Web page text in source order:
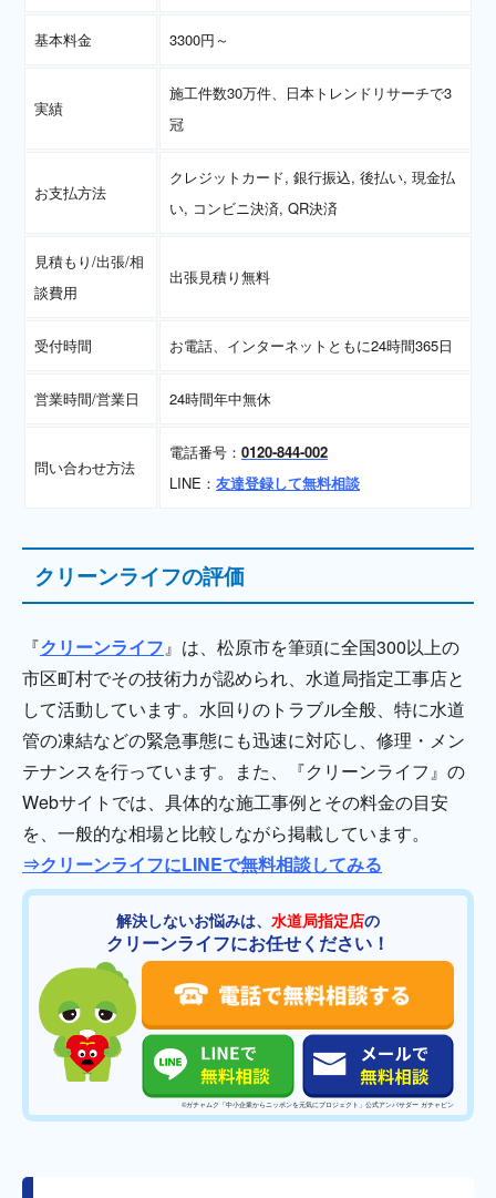
基本料金 3300円～
実績
施工件数30万件、日本トレンドリサーチで3
冠
お支払方法
クレジットカード, 銀行振込, 後払い, 現金払
い, コンビニ決済, QR決済
見積もり/出張/相
談費用
出張見積り無料
受付時間 お電話、インターネットともに24時間365日
営業時間/営業日 24時間年中無休
問い合わせ方法
電話番号： 0120-844-002
LINE： 友達登録して無料相談
クリーンライフの評価
『クリーンライフ』は、松原市を筆頭に全国300以上の
市区町村でその技術力が認められ、水道局指定工事店と
して活動しています。水回りのトラブル全般、特に水道
管の凍結などの緊急事態にも迅速に対応し、修理・メン
テナンスを行っています。また、『クリーンライフ』の
Webサイトでは、具体的な施工事例とその料金の目安
を、一般的な相場と比較しながら掲載しています。
⇒クリーンライフにLINEで無料相談してみる
解決しないお悩みは、 水道局指定店の
クリーンライフにお任せください！
©️ガチャムク「中小企業からニッポンを元気にプロジェクト」公式アンバサダー ガチャピン